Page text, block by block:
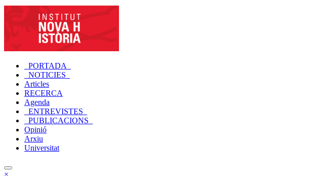
_PORTADA_
_NOTICIES_
Articles
RECERCA
Agenda
_ENTREVISTES_
_PUBLICACIONS_
Opinió
Arxiu
Universitat
×